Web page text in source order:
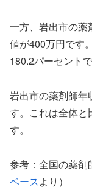
一方、岩出市の薬
値が400万円です
180.2パーセントで
岩出市の薬剤師年
す。これは全体と
す。
参考：全国の薬剤
ベースより）